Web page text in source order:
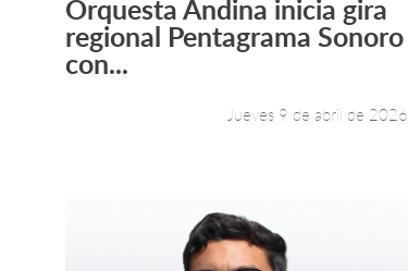
Leer más +
Orquesta Andina inicia gira
regional Pentagrama Sonoro
con...
Jueves 9 de abril de 2026